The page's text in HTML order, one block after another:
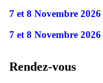
7 et 8 Novembre 2026
7 et 8 Novembre 2026
Rendez-vous